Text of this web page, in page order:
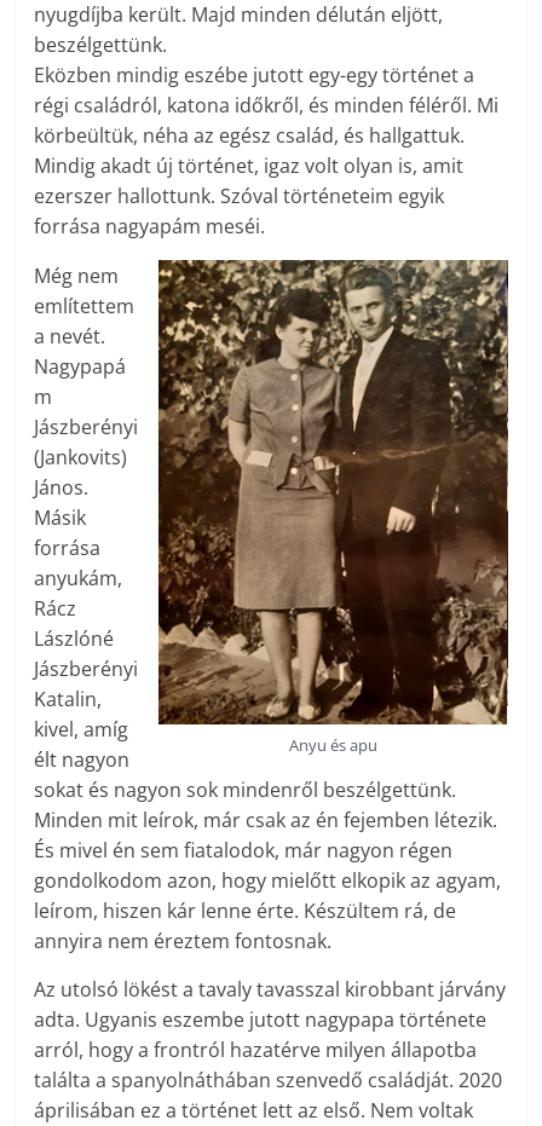
nyugdíjba került. Majd minden délután eljött,
beszélgettünk.
Eközben mindig eszébe jutott egy-egy történet a
régi családról, katona időkről, és minden féléről. Mi
körbeültük, néha az egész család, és hallgattuk.
Mindig akadt új történet, igaz volt olyan is, amit
ezerszer hallottunk. Szóval történeteim egyik
forrása nagyapám meséi.
Anyu és apu
Még nem
említettem
a nevét.
Nagypapá
m
Jászberényi
(Jankovits)
János.
Másik
forrása
anyukám,
Rácz
Lászlóné
Jászberényi
Katalin,
kivel, amíg
élt nagyon
sokat és nagyon sok mindenről beszélgettünk.
Minden mit leírok, már csak az én fejemben létezik.
És mivel én sem fiatalodok, már nagyon régen
gondolkodom azon, hogy mielőtt elkopik az agyam,
leírom, hiszen kár lenne érte. Készültem rá, de
annyira nem éreztem fontosnak.
Az utolsó lökést a tavaly tavasszal kirobbant járvány
adta. Ugyanis eszembe jutott nagypapa története
arról, hogy a frontról hazatérve milyen állapotba
találta a spanyolnáthában szenvedő családját. 2020
áprilisában ez a történet lett az első. Nem voltak